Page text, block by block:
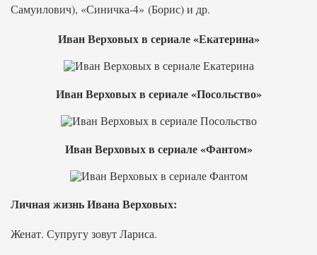
Самуилович), «Синичка-4» (Борис) и др.
Иван Верховых в сериале «Екатерина»
Иван Верховых в сериале «Посольство»
Иван Верховых в сериале «Фантом»
Личная жизнь Ивана Верховых:
Женат. Супругу зовут Лариса.